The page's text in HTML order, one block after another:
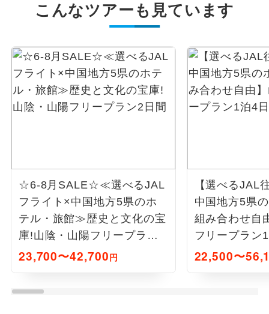
こんなツアーも見ています
☆6-8月SALE☆≪選べるJAL
フライト×中国地方5県のホ
テル・旅館≫歴史と文化の宝
庫!山陰・山陽フリープラン2
日間
23,700〜42,700円
【選べるJAL
中国地方5県
組み合わせ自
フリープラン
付)
22,500〜